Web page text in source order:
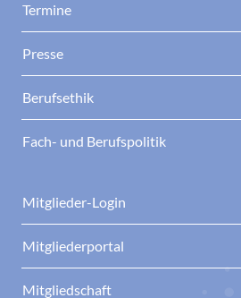
Termine
Presse
Berufsethik
Fach- und Berufspolitik
Mitglieder-Login
Mitgliederportal
Mitgliedschaft